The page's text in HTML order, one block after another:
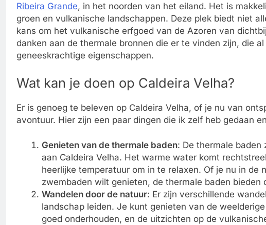
Ribeira Grande, in het noorden van het eiland. Het is
groen en vulkanische landschappen. Deze plek biedt niet
kans om het vulkanische erfgoed van de Azoren van
danken aan de thermale bronnen die er te vinden zijn, die
geneeskrachtige eigenschappen.
Wat kan je doen op Caldeira Velha?
Er is genoeg te beleven op Caldeira Velha, of je nu van
avontuur. Hier zijn een paar dingen die ik zelf heb gedaan
Genieten van de thermale baden: De thermale baden
aan Caldeira Velha. Het warme water komt
heerlijke temperatuur om in te relaxen. Of je nu in
zwembaden wilt genieten, de thermale baden bieden
Wandelen door de natuur: Er zijn verschillende
landschap leiden. Je kunt genieten van de
goed onderhouden, en de uitzichten op de